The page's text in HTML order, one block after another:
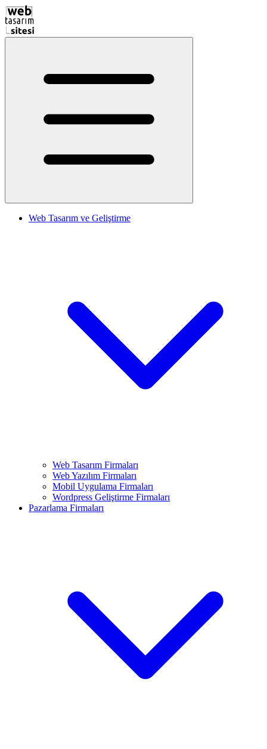
Web Tasarım ve Geliştirme
Web Tasarım Firmaları
Web Yazılım Firmaları
Mobil Uygulama Firmaları
Wordpress Geliştirme Firmaları
Pazarlama Firmaları